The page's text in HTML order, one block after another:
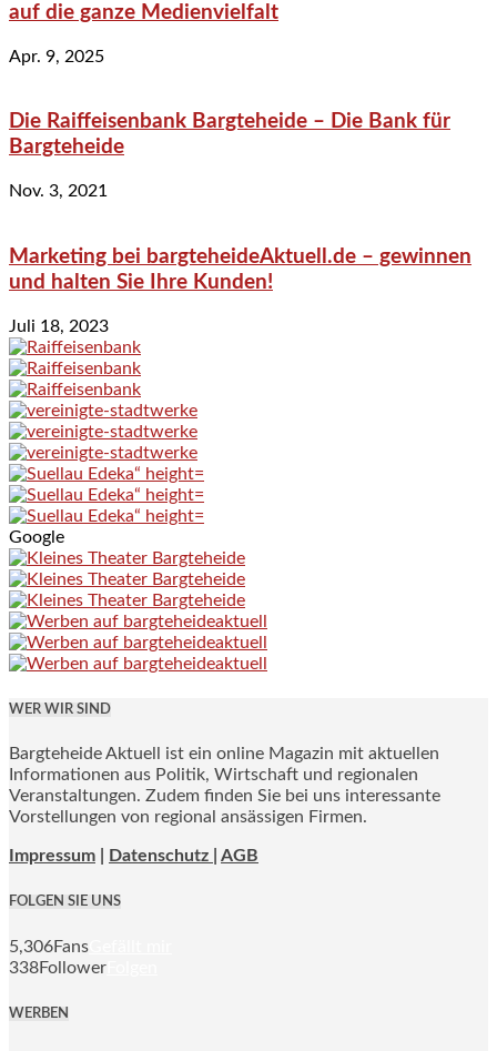
auf die ganze Medienvielfalt
Apr. 9, 2025
Die Raiffeisenbank Bargteheide – Die Bank für
Bargteheide
Nov. 3, 2021
Marketing bei bargteheideAktuell.de – gewinnen
und halten Sie Ihre Kunden!
Juli 18, 2023
Google
WER WIR SIND
Bargteheide Aktuell ist ein online Magazin mit aktuellen
Informationen aus Politik, Wirtschaft und regionalen
Veranstaltungen. Zudem finden Sie bei uns interessante
Vorstellungen von regional ansässigen Firmen.
Impressum Datenschutz | AGB
FOLGEN SIE UNS
5,306Fans
338Follower
WERBEN